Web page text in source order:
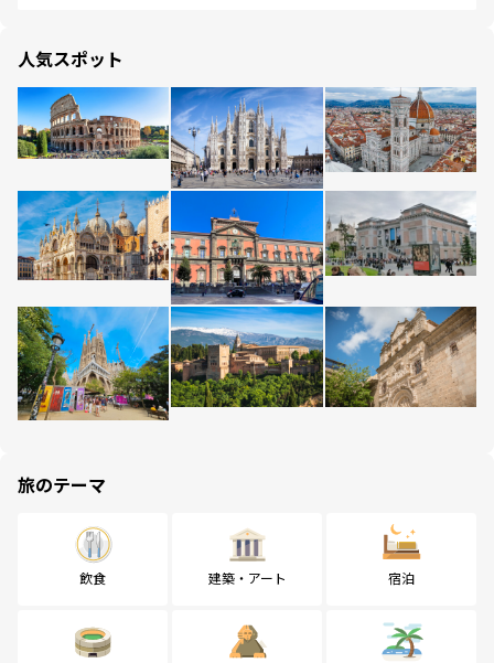
人気スポット
旅のテーマ
飲食 建築・アート 宿泊